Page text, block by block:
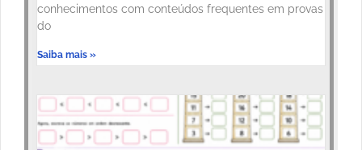
conhecimentos com conteúdos frequentes em provas
do
Saiba mais »